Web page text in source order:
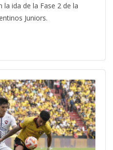
la ida de la Fase 2 de la
Juniors.